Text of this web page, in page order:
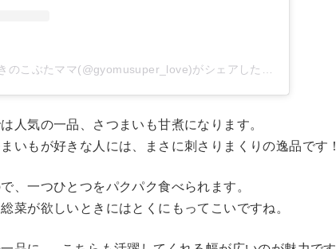
業務スーパーレポ ごひきのこぶたママ(@gyomusuper_love)がシェアした投稿
人気の一品、さつまいも甘煮になります。
いもが好きな人には、まさに刺さりまくりの逸品です！
、一つひとつをパクパク食べられます。
菜が欲しいときにはとくにもってこいですね。